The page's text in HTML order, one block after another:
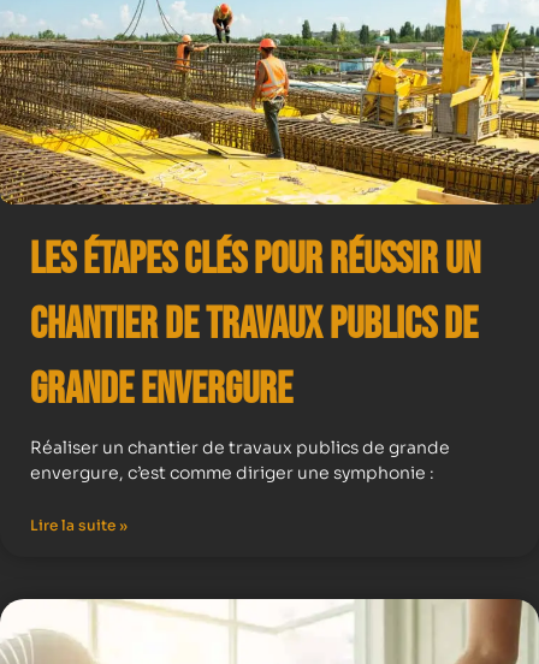
Les Étapes Clés pour Réussir un
Chantier de Travaux Publics de
Grande Envergure
Réaliser un chantier de travaux publics de grande
envergure, c’est comme diriger une symphonie :
Lire la suite »